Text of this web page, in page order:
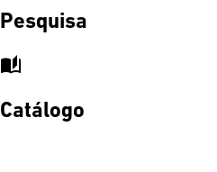
Pesquisa
auto_stories
Catálogo